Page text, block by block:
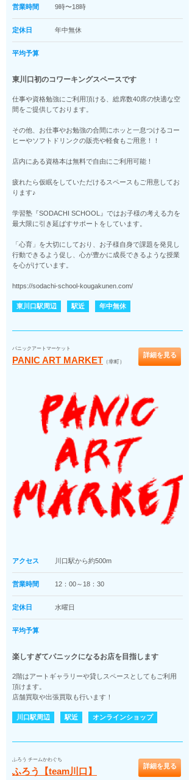
営業時間 9時〜18時
定休日 年中無休
平均予算
東川口初のコワーキングスペースです
仕事や資格勉強にご利用頂ける、総席数40席の快適な空
間をご提供しております。
その他、お仕事やお勉強の合間にホッと一息つけるコー
ヒーやソフトドリンクの販売や軽食もご用意！！
店内にある資格本は無料で自由にご利用可能！
疲れたら仮眠をしていただけるスペースもご用意してお
ります♪
学習塾『SODACHI SCHOOL』ではお子様の考える力を
最大限に引き延ばすサポートをしています。
「心育」を大切にしており、お子様自身で課題を発見し
行動できるよう促し、心が豊かに成長できるような授業
を心がけています。
https://sodachi-school-kougakunen.com/
東川口駅周辺 駅近 年中無休
パニックアートマーケット
PANIC ART MARKET （幸町）
詳細を見る
アクセス 川口駅から約500m
営業時間 12：00～18：30
定休日 水曜日
平均予算
楽しすぎてパニックになるお店を目指します
2階はアートギャラリーや貸しスペースとしてもご利用
頂けます。
店舗買取や出張買取も行います！
川口駅周辺 駅近 オンラインショップ
ふろう チームかわぐち
ふろう【team川口】 詳細を見る